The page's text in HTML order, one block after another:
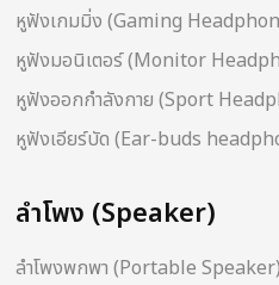
หูฟังเกมมิ่ง (Gaming
หูฟังมอนิเตอร์ (Monitor
หูฟังออกกำลังกาย (Sport
หูฟังเอียร์บัด (Ear-buds
ลำโพง (Speaker)
ลำโพงพกพา (Portable Speaker)